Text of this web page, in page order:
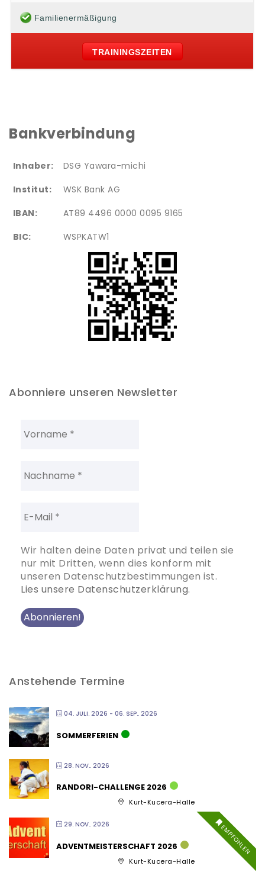
Familienermäßigung
TRAININGSZEITEN
Bankverbindung
Inhaber:
DSG Yawara-michi
Institut:
WSK Bank AG
IBAN:
AT89 4496 0000 0095 9165
BIC:
WSPKATW1
Abonniere unseren Newsletter
Wir halten deine Daten privat und teilen sie
nur mit Dritten, wenn dies konform mit
unseren Datenschutzbestimmungen ist.
Lies unsere Datenschutzerklärung.
Anstehende Termine
04. JULI. 2026 - 06. SEP.. 2026
SOMMERFERIEN
28. NOV.. 2026
RANDORI-CHALLENGE 2026
Kurt-Kucera-Halle
29. NOV.. 2026 EMPFOHLEN
ADVENTMEISTERSCHAFT 2026
Kurt-Kucera-Halle